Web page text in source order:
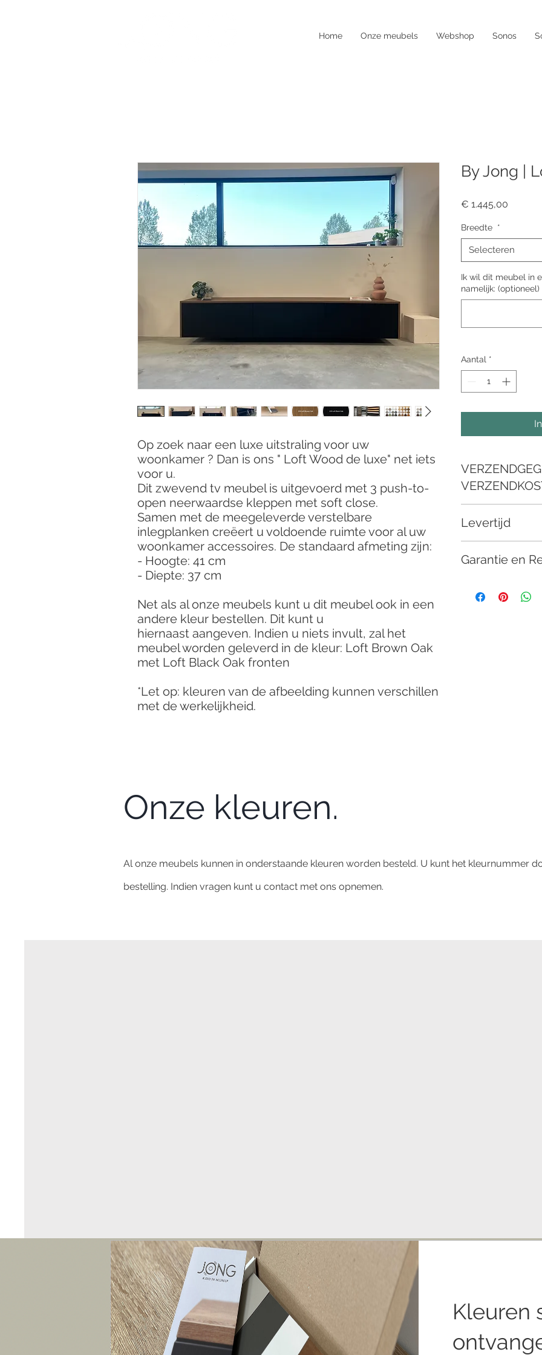
Home Onze meubels Webshop Sonos
Op zoek naar een luxe uitstraling voor uw
woonkamer ? Dan is ons " Loft Wood de luxe" net iets
voor u.
Dit zwevend tv meubel is uitgevoerd met 3 push-to-
open neerwaardse kleppen met soft close.
Samen met de meegeleverde verstelbare
inlegplanken creëert u voldoende ruimte voor al uw
woonkamer accessoires. De standaard afmeting zijn:
- Hoogte: 41 cm
- Diepte: 37 cm
Net als al onze meubels kunt u dit meubel ook in een
andere kleur bestellen. Dit kunt u
hiernaast aangeven. Indien u niets invult, zal het
meubel worden geleverd in de kleur: Loft Brown Oak
met Loft Black Oak fronten
*Let op: kleuren van de afbeelding kunnen verschillen
met de werkelijkheid.
By Jong |
€ 1.445,00
Breedte *
Selecteren
Ik wil dit meubel in
namelijk: (optioneel)
Aantal *
verzending, nemen
Levertijd
Garantie en
garantie.
Onze kleuren.
Al onze meubels kunnen in onderstaande kleuren worden besteld. U kunt het kleurnummer
bestelling. Indien vragen kunt u contact met ons opnemen.
Kleuren